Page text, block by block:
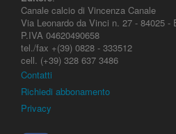
Canale calcio di Vincenza Canale
Via Leonardo da Vinci n. 27 - 84025 -
P.IVA 04620490658
tel./fax +(39) 0828 - 333512
cell. (+39) 328 637 3486
Contatti
Richiedi abbonamento
Privacy